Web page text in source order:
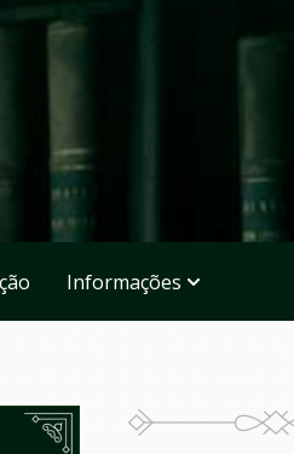
Informações